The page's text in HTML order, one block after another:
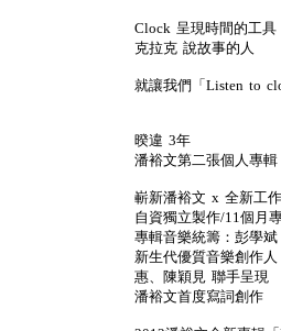
Clock 呈現時間的工具
克拉克 說故事的人
就讓我們「Listen to
暌違 3年
潘裕文第二張個人專
嶄新潘裕文 x 全新工
自資獨立製作/11個月
專輯音樂統籌：彭學斌
新生代優質音樂創作
惠、陳穎見 聯手呈現
潘裕文首度寫詞創作